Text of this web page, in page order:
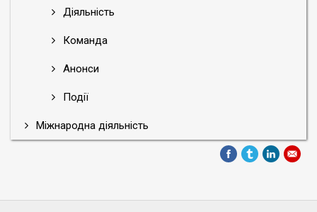
Діяльність
Команда
Анонси
Події
Міжнародна діяльність